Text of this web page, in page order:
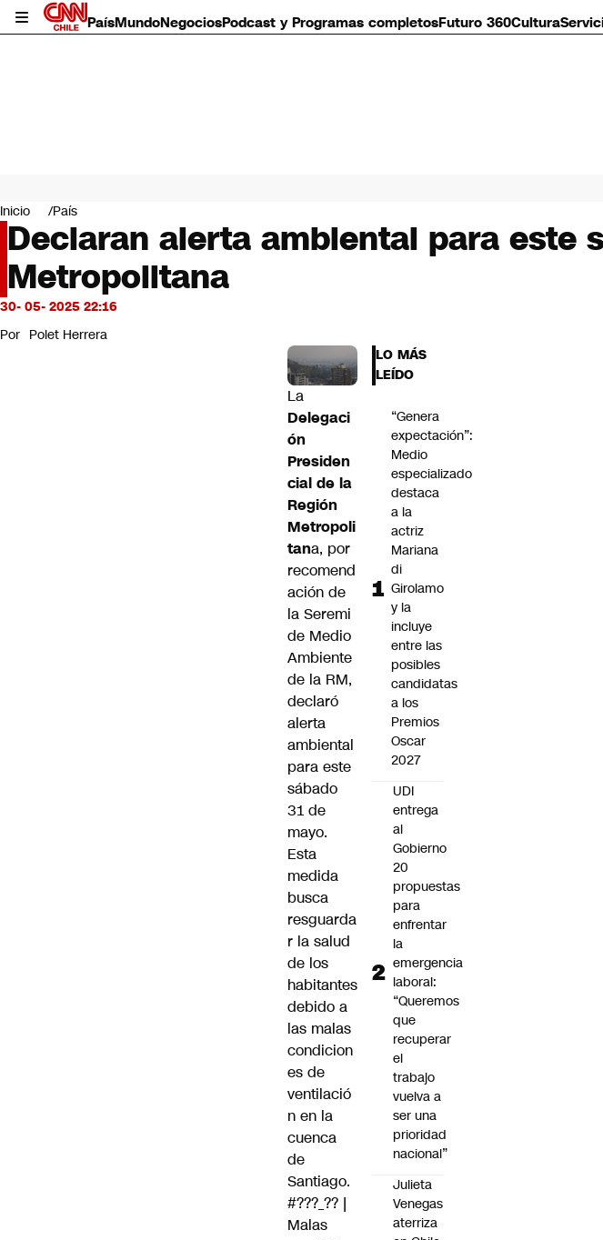
PaísMundoNegociosPodcast y Programas completosFuturo 360Cultura
Mundo
Negocios
Deportes
Programas completos
Cultura
Servicios
Bits
CNN Data
Inicio País
Declaran alerta ambiental para este
Metropolitana
30- 05- 2025 22:16
Por Polet Herrera
La
Delegaci
ón
Presiden
cial de la
Región
Metropoli
tana, por
recomend
ación de
la Seremi
de Medio
Ambiente
de la RM,
declaró
alerta
ambiental
para este
sábado
31 de
mayo.
Esta
medida
busca
resguarda
r la salud
de los
habitantes
debido a
las malas
condicion
es de
ventilació
n en la
cuenca
de
Santiago.
#???_?? |
Malas
LO MÁS
LEÍDO
“Genera
expectación”:
Medio
especializado
destaca
a la
actriz
Mariana
di
Girolamo
y la
incluye
entre las
posibles
candidatas
a los
Premios
Oscar
2027
UDI
entrega
al
Gobierno
20
propuestas
para
enfrentar
la
emergencia
laboral:
“Queremos
que
recuperar
el
trabajo
vuelva a
ser una
prioridad
nacional”
Julieta
Venegas
aterriza